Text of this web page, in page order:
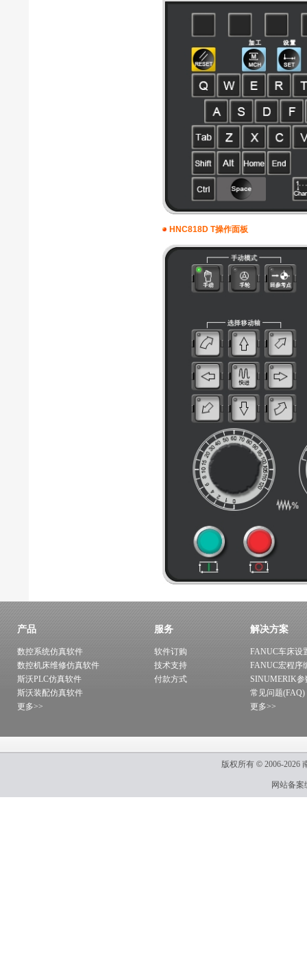
HNC818D T操作面板
产品
数控系统仿真软件
数控机床维修仿真软件
斯沃PLC仿真软件
斯沃装配仿真软件
更多>>
服务
软件订购
技术支持
付款方式
解决方案
FANUC车床设
FANUC宏程序
SINUMERIK参
常见问题(FAQ)
更多>>
版权所有 © 2006-2026
网站备案